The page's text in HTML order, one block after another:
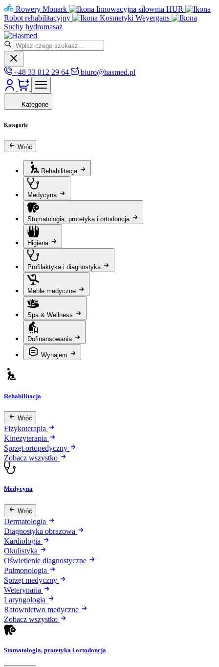
Rowery Monark
Innowacyjna siłownia HUR
Robot rehabilitacyjny
Kosmetyki Weyergans
Suchy hydromasaż
+48 33 812 29 64 biuro@hasmed.pl
Kategorie
Kategorie
Wróć
Rehabilitacja
Medycyna
Stomatologia, protetyka i ortodoncja
Higiena
Profilaktyka i diagnostyka
Meble medyczne
Spa & Wellness
Dofinansowania
Wynajem
Rehabilitacja
Wróć
Fizykoterapia
Kinezyterapia
Sprzęt ortopedyczny
Zobacz wszystko
Medycyna
Wróć
Dermatologia
Diagnostyka obrazowa
Kardiologia
Okulistyka
Oświetlenie diagnostyczne
Pulmonologia
Sprzęt medyczny
Weterynaria
Laryngologia
Ratownictwo medyczne
Zobacz wszystko
Stomatologia, protetyka i ortodoncja